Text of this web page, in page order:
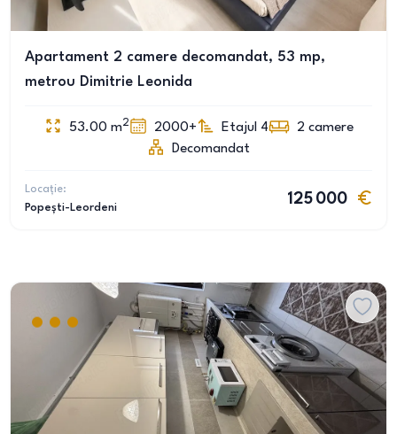
Apartament 2 camere decomandat, 53 mp,
metrou Dimitrie Leonida
53.00 m2 2000+ Etajul 4 2 camere
Decomandat
Locație:
Popești-Leordeni
125 000